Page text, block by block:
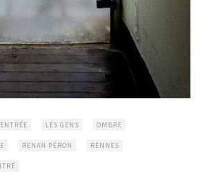
ENTRÉE LES GENS OMBRE
RENAN PÉRON RENNES